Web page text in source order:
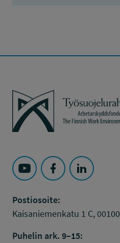
Työsuojelurahasto
Seuraa Työsuojelurahasto
SeuraaSeuraa
Postiosoite:
Kaisaniemenkatu 1 C,
Puhelin ark. 9–15: